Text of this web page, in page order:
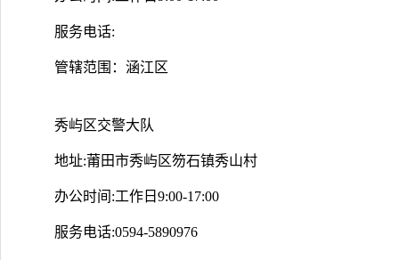
服务电话:
管辖范围：涵江区
秀屿区交警大队
地址:莆田市秀屿区笏石镇秀山村
办公时间:工作日9:00-17:00
服务电话:0594-5890976